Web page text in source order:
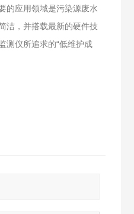
的应用领域是污染源废水
洁，并搭载最新的硬件技
测仪所追求的“低维护成